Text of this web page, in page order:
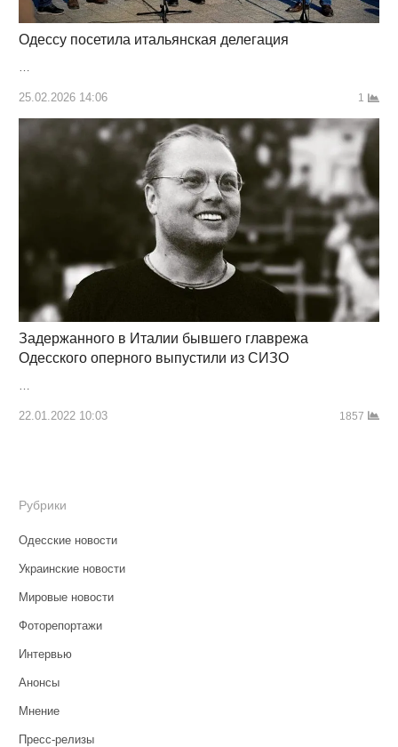
Одессу посетила итальянская делегация
…
25.02.2026 14:06 1
Задержанного в Италии бывшего главрежа
Одесского оперного выпустили из СИЗО
22.01.2022 10:03 1857
Рубрики
Одесские новости
Украинские новости
Мировые новости
Фоторепортажи
Интервью
Анонсы
Мнение
Пресс-релизы